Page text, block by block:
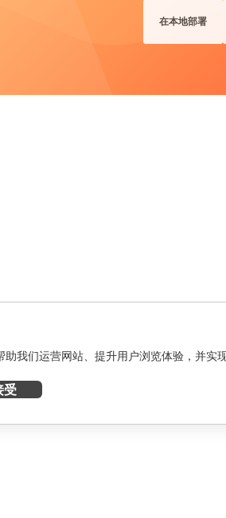
在本地部署
我们运营网站、提升用户浏览体验，并实
受